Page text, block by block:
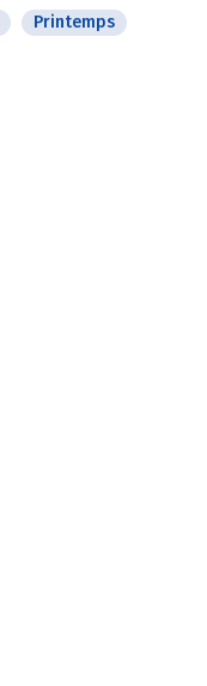
Printemps